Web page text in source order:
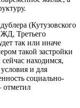
(Кутузовского
Третьего
так или иначе
такой застройки
находимся,
и для
социально-